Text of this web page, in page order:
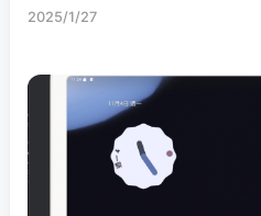
2025/1/27